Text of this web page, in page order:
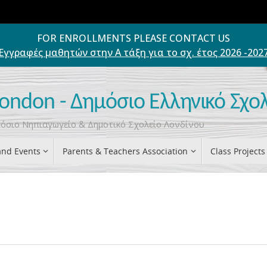
FOR ENROLLMENTS PLEASE CONTACT US
Εγγραφές μαθητών στην Α τάξη για το σχ. έτος 2026 -
- Δημόσιο Ελληνικό
Νηπιαγωγείο & Δημοτικό Σχολείο Λονδίνου
Events Parents & Teachers Association Class Projects